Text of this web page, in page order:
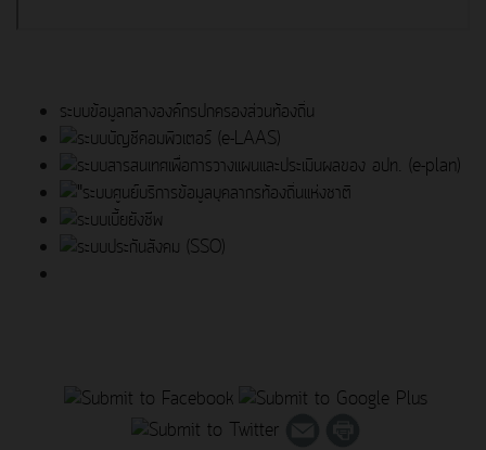
ระบบข้อมูลกลางองค์กรปกครองส่วนท้องถิ่น